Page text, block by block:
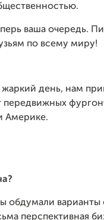
ваша очередь.
по всему миру!
день, нам
передвижных
Америке.
обдумали варианты
перспективная